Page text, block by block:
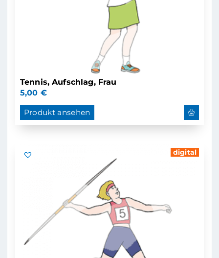
Tennis, Aufschlag, Frau
5,00 €
Produkt ansehen
digital